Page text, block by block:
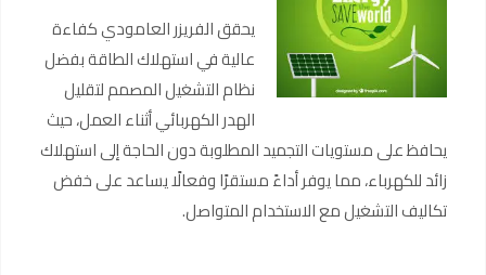
يحقق الفريزر العامودي كفاءة
عالية في استهلاك الطاقة بفضل
نظام التشغيل المصمم لتقليل
الهدر الكهربائي أثناء العمل، حيث
يحافظ على مستويات التجميد المطلوبة دون الحاجة إلى استهلاك
زائد للكهرباء، مما يوفر أداءً مستقرًا وفعالًا يساعد على خفض
تكاليف التشغيل مع الاستخدام المتواصل.